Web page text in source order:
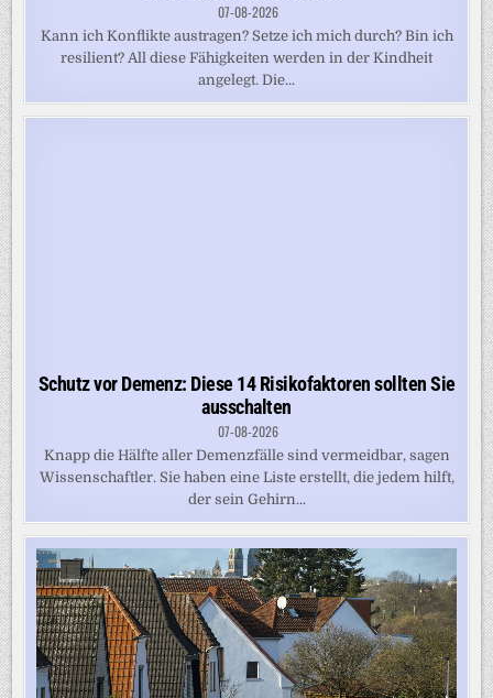
07-08-2026
Kann ich Konflikte austragen? Setze ich mich durch? Bin ich
resilient? All diese Fähigkeiten werden in der Kindheit
angelegt. Die...
Schutz vor Demenz: Diese 14 Risikofaktoren sollten Sie
ausschalten
07-08-2026
Knapp die Hälfte aller Demenzfälle sind vermeidbar, sagen
Wissenschaftler. Sie haben eine Liste erstellt, die jedem hilft,
der sein Gehirn...